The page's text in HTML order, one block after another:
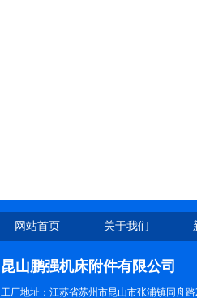
网站首页 关于我们
昆山鹏强机床附件有限公司
工厂地址：江苏省苏州市昆山市张浦镇同舟路